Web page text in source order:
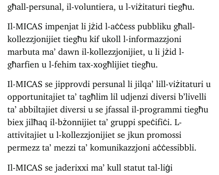
għall-persunal, il-voluntiera, u l-viżitaturi tiegħu.
Il-MICAS impenjat li jżid l-aċċess pubbliku għall-
kollezzjonijiet tiegħu kif ukoll l-informazzjoni
marbuta ma’ dawn il-kollezzjonijiet, u li jżid l-
għarfien u l-fehim tax-xogħlijiet tiegħu.
Il-MICAS se jipprovdi persunal li jilqa’ lill-viżitaturi u
opportunitajiet ta’ tagħlim lil udjenzi diversi b’livelli
ta’ abbiltajiet diversi u se jfassal il-programmi tiegħu
biex jilħaq il-bżonnijiet ta’ gruppi speċifiċi. L-
attivitajiet u l-kollezzjonijiet se jkun promossi
permezz ta’ mezzi ta’ komunikazzjoni aċċessibbli.
Il-MICAS se jaderixxi ma’ kull statut tal-liġi